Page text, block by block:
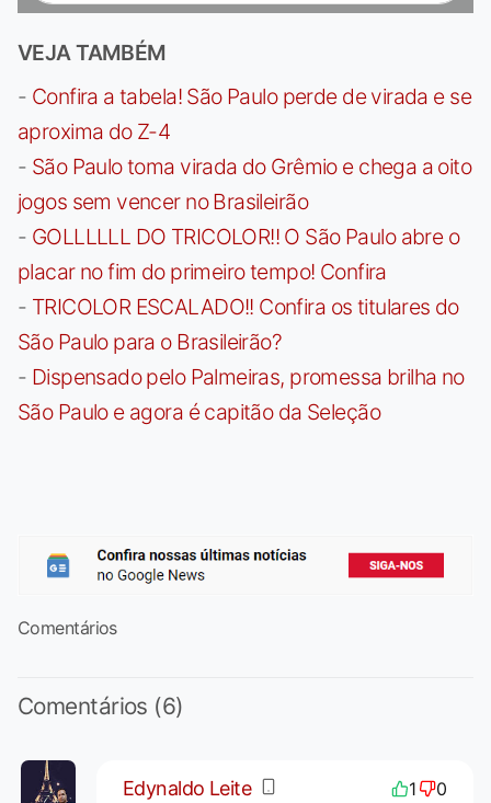
VEJA TAMBÉM
- Confira a tabela! São Paulo perde de virada e se
aproxima do Z-4
- São Paulo toma virada do Grêmio e chega a oito
jogos sem vencer no Brasileirão
- GOLLLLLL DO TRICOLOR!! O São Paulo abre o
placar no fim do primeiro tempo! Confira
- TRICOLOR ESCALADO!! Confira os titulares do
São Paulo para o Brasileirão?
- Dispensado pelo Palmeiras, promessa brilha no
São Paulo e agora é capitão da Seleção
Comentários
Comentários (6)
Edynaldo Leite 1 0